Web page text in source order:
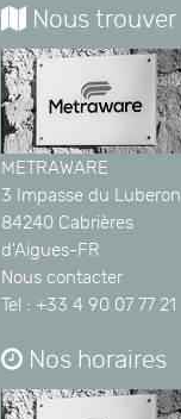
Nous trouver
METRAWARE
3 Impasse du Luberon
84240 Cabrières
d'Aigues-FR
Nous contacter
Tel : +33 4 90 07 77 21
Nos horaires